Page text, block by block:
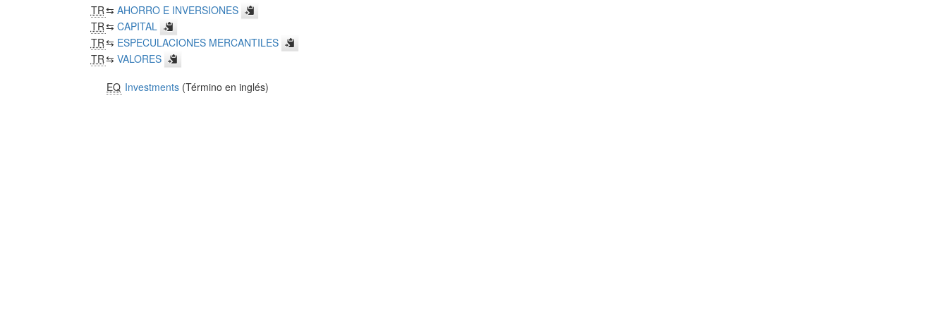
TR⇆ AHORRO E INVERSIONES
TR⇆ CAPITAL
TR⇆ ESPECULACIONES MERCANTILES
TR⇆ VALORES
EQ Investments (Término en inglés)